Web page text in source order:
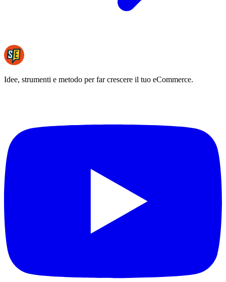
Idee, strumenti e metodo per far crescere il tuo eCommerce.